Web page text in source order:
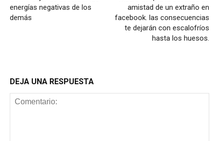
energías negativas de los
demás
amistad de un extraño en
facebook. las consecuencias
te dejarán con escalofríos
hasta los huesos.
DEJA UNA RESPUESTA